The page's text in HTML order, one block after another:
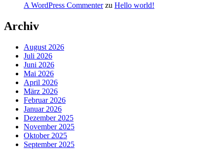
A WordPress Commenterzu Hello world!
Archiv
August 2026
Juli 2026
Juni 2026
Mai 2026
April 2026
März 2026
Februar 2026
Januar 2026
Dezember 2025
November 2025
Oktober 2025
September 2025